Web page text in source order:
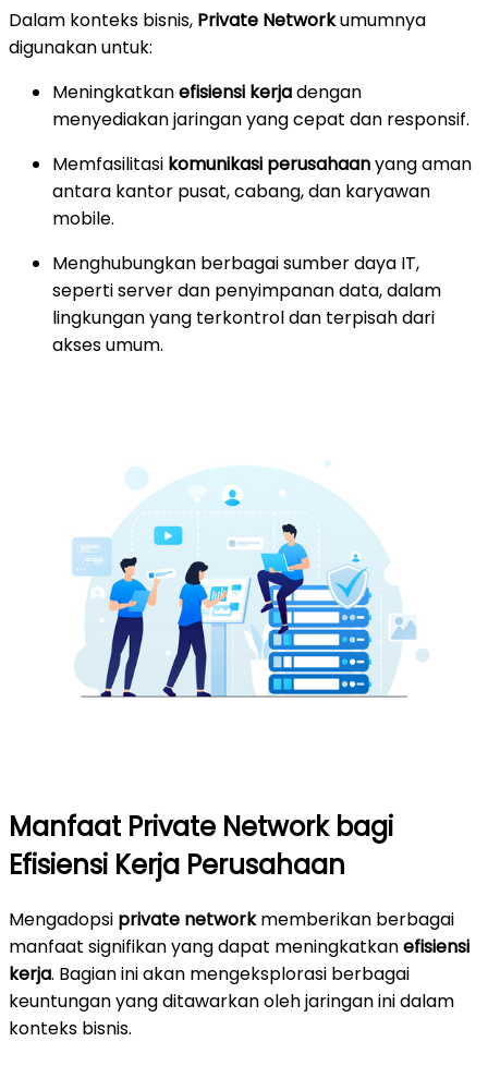
Dalam konteks bisnis, Private Networkumumnya
digunakan untuk:
Meningkatkanefisiensi kerjadengan
menyediakan jaringan yang cepat dan responsif.
Memfasilitasi komunikasi perusahaanyang aman
antara kantor pusat, cabang, dan karyawan
mobile.
Menghubungkan berbagai sumber daya IT,
seperti server dan penyimpanan data, dalam
lingkungan yang terkontrol dan terpisah dari
akses umum.
Manfaat Private Network bagi
Efisiensi Kerja Perusahaan
Mengadopsi private networkmemberikan berbagai
manfaat signifikan yang dapat meningkatkanefisiensi
kerja. Bagian ini akan mengeksplorasi berbagai
keuntungan yang ditawarkan oleh jaringan ini dalam
konteks bisnis.